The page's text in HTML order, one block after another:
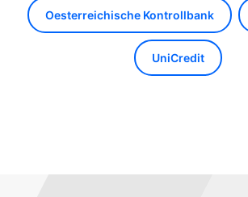
Oesterreichische Kontrollbank
UniCredit